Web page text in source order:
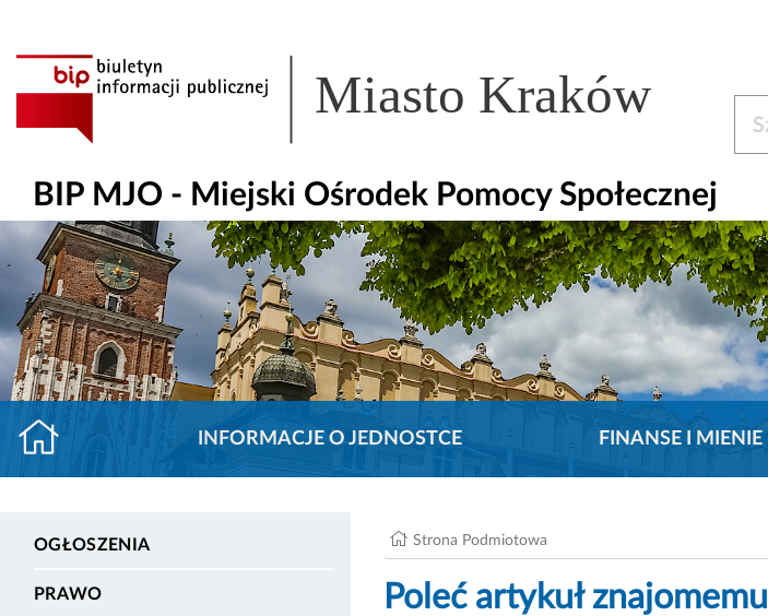
Miasto Kraków
BIP MJO - Miejski Ośrodek Pomocy Społecznej
INFORMACJE O JEDNOSTCE FINANSE I MIENIE
OGŁOSZENIA
PRAWO
Strona Podmiotowa
Poleć artykuł znajomemu